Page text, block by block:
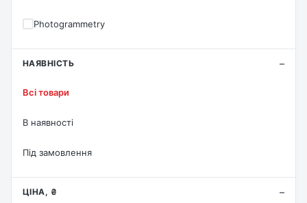
Photogrammetry
НАЯВНІСТЬ
Всі товари
В наявності
Під замовлення
ЦІНА, ₴